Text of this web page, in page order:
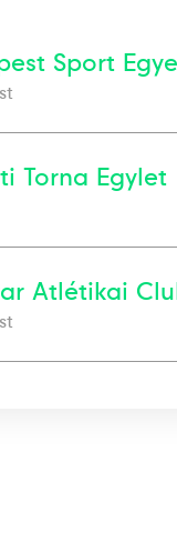
Sport
Torna Egylet
Atlétikai